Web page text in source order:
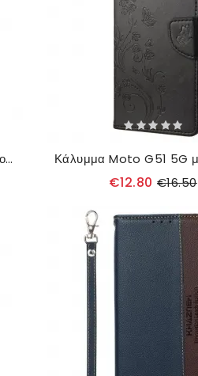
Κάλυμμα Moto G51 5G με κορδονι Υπέροχες Πεταλούδες Με Λουράκια
€12.80 €16.50